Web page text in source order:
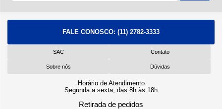
FALE CONOSCO: (11) 2782-3333
SAC Contato
Sobre nós Dúvidas
Horário de Atendimento
Segunda a sexta, das 8h às 18h
Retirada de pedidos